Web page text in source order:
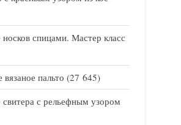
носков спицами. Мастер класс
пальто (27 645)
свитера с рельефным узором